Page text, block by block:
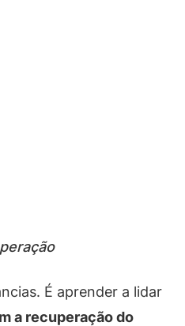
É aprender a lidar
a recuperação do